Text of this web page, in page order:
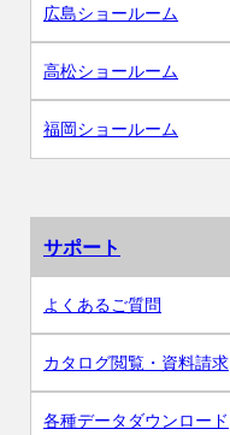
広島ショールーム
高松ショールーム
福岡ショールーム
サポート
よくあるご質問
カタログ閲覧・資料請求
各種データダウンロード